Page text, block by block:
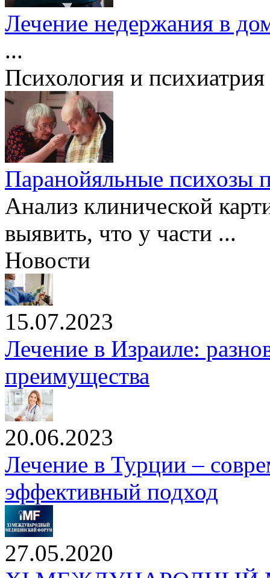
Лечение недержания в
...
Психология и психиатрия
Паранойяльные психозы
Анализ клинической
выявить, что у части ...
Новости
15.07.2023
Лечение в Израиле:
преимущества
20.06.2023
Лечение в Турции –
эффективный подход
27.05.2020